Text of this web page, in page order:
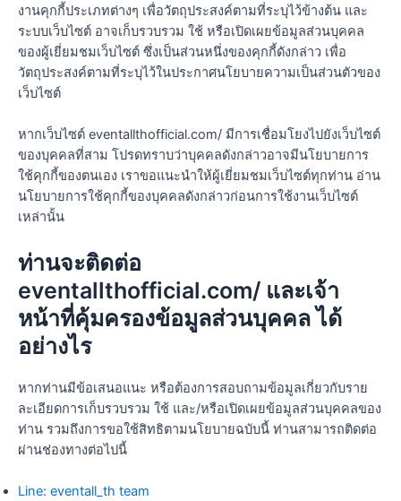
งานคุกกี้ประเภทต่างๆ เพื่อวัตถุประสงค์ตามที่ระบุไว้ข้างต้น และ
ระบบเว็บไซต์ อาจเก็บรวบรวม ใช้ หรือเปิดเผยข้อมูลส่วนบุคคล
ของผู้เยี่ยมชมเว็บไซต์ ซึ่งเป็นส่วนหนึ่งของคุกกี้ดังกล่าว เพื่อ
วัตถุประสงค์ตามที่ระบุไว้ในประกาศนโยบายความเป็นส่วนตัวของ
เว็บไซต์
หากเว็บไซต์ eventallthofficial.com/ มีการเชื่อมโยงไปยังเว็บไซต์
ของบุคคลที่สาม โปรดทราบว่าบุคคลดังกล่าวอาจมีนโยบายการ
ใช้คุกกี้ของตนเอง เราขอแนะนำให้ผู้เยี่ยมชมเว็บไซต์ทุกท่าน อ่าน
นโยบายการใช้คุกกี้ของบุคคลดังกล่าวก่อนการใช้งานเว็บไซต์
เหล่านั้น
ท่านจะติดต่อ
eventallthofficial.com/ และเจ้า
หน้าที่คุ้มครองข้อมูลส่วนบุคคล ได้
อย่างไร
หากท่านมีข้อเสนอแนะ หรือต้องการสอบถามข้อมูลเกี่ยวกับราย
ละเอียดการเก็บรวบรวม ใช้ และ/หรือเปิดเผยข้อมูลส่วนบุคคลของ
ท่าน รวมถึงการขอใช้สิทธิตามนโยบายฉบับนี้ ท่านสามารถติดต่อ
ผ่านช่องทางต่อไปนี้
Line: eventall_th team